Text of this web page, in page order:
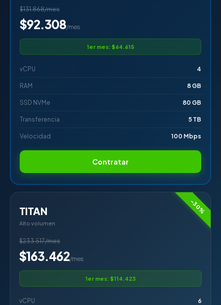
$131.868/mes
$92.308/mes
1er mes: $64.615
vCPU 4
RAM 8 GB
SSD NVMe 80 GB
Transferencia 5 TB
Velocidad 100 Mbps
Contratar
-30%
TITAN
Alto volumen
$233.517/mes
$163.462/mes
1er mes: $114.423
vCPU 6